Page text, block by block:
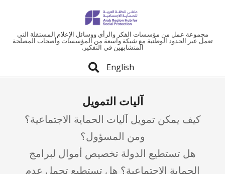
ملتقى
للحماية
الاجتماعية
مجموعة عمل من مؤسسات الفكر والرأي ووسائل الإعلام المستقلة التي
تعمل عبر الحدود الوطنية مع شبكة واسعة من المؤسسات وأصحاب المصلحة
المتشابهين في التفكير.
English
آليات التمويل
كيف يمكن تمويل آليات الحماية الاجتماعية؟
ومن المسؤول؟
هل تستطيع الدولة تخصيص أموال لبرامج
الحماية الاجتماعية؟ هل تستطيع تحمل عدم